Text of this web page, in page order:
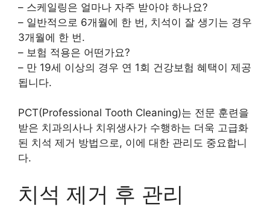
– 스케일링은 얼마나 자주 받아야 하나요?
– 일반적으로 6개월에 한 번, 치석이 잘 생기는 경우
3개월에 한 번.
– 보험 적용은 어떤가요?
– 만 19세 이상의 경우 연 1회 건강보험 혜택이 제공
됩니다.
PCT(Professional Tooth Cleaning)는 전문 훈련을
받은 치과의사나 치위생사가 수행하는 더욱 고급화
된 치석 제거 방법으로, 이에 대한 관리도 중요합니
다.
치석 제거 후 관리